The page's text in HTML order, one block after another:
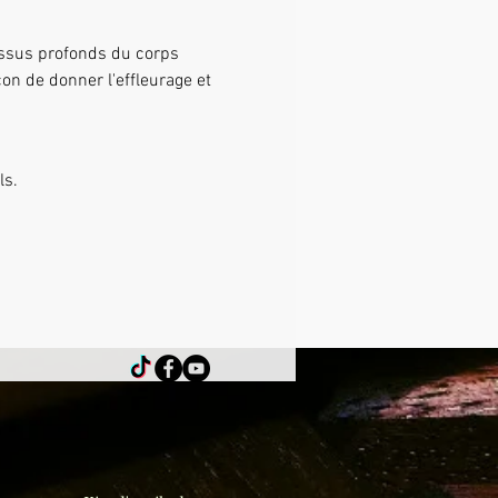
de donner l'effleurage et